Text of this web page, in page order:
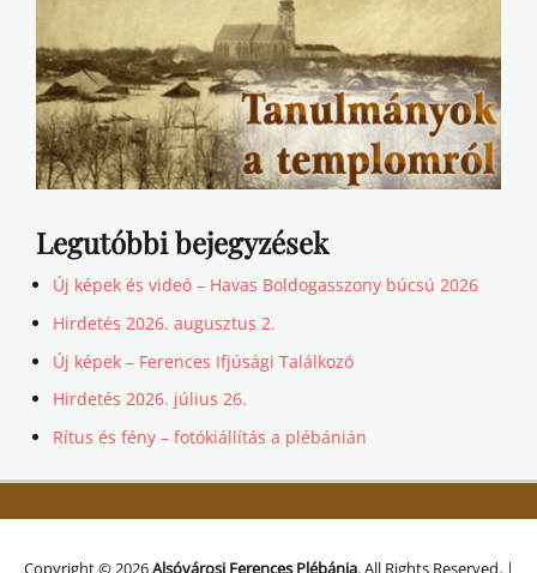
Legutóbbi bejegyzések
Új képek és videó – Havas Boldogasszony búcsú 2026
Hirdetés 2026. augusztus 2.
Új képek – Ferences Ifjúsági Találkozó
Hirdetés 2026. július 26.
Rítus és fény – fotókiállítás a plébánián
Copyright © 2026Alsóvárosi Ferences Plébánia. All Rights Reserved. |